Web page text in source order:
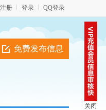
QQ登录
登录
注册
免费发布信息
关闭